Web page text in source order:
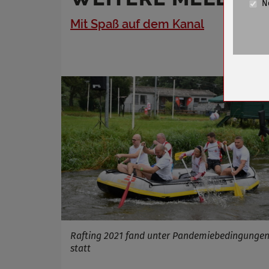
Mit Spaß auf dem Kanal
Rafting 2021 fand unter Pandemiebedingungen
statt
Cookie
Name
Anbieter
Zweck
Cookie
Cookie